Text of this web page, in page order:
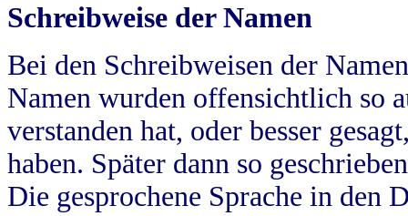
Schreibweise der Namen
Bei den Schreibweisen der
Namen wurden offensichtlich so
verstanden hat, oder besser
haben. Später dann so
Die gesprochene Sprache in